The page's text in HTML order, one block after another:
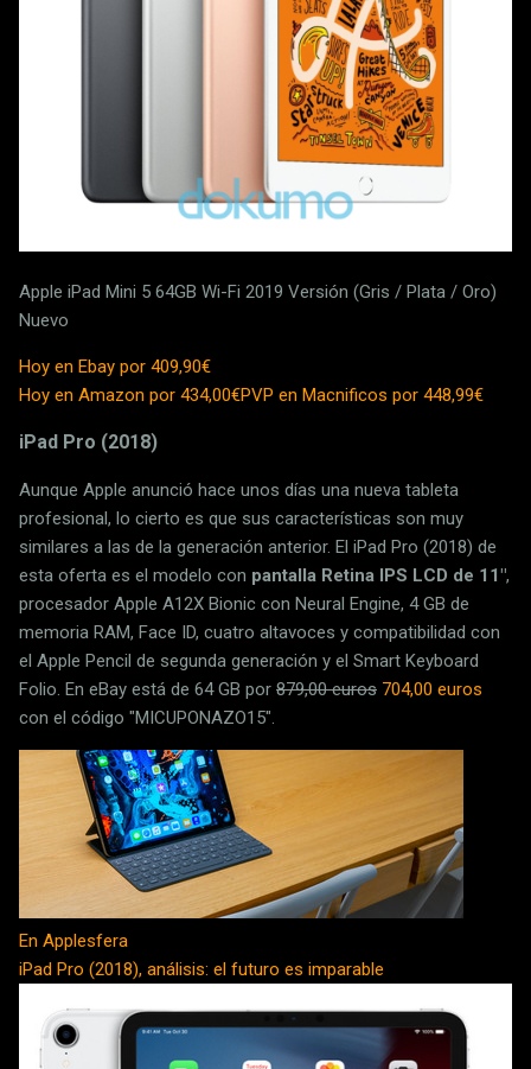
Apple iPad Mini 5 64GB Wi-Fi 2019 Versión (Gris / Plata / Oro)
Nuevo
Hoy en Ebay por 409,90€
Hoy en Amazon por 434,00€PVP en Macnificos por 448,99€
iPad Pro (2018)
Aunque Apple anunció hace unos días una nueva tableta
profesional, lo cierto es que sus características son muy
similares a las de la generación anterior. El iPad Pro (2018) de
esta oferta es el modelo con pantalla Retina IPS LCD de 11",
procesador Apple A12X Bionic con Neural Engine, 4 GB de
memoria RAM, Face ID, cuatro altavoces y compatibilidad con
el Apple Pencil de segunda generación y el Smart Keyboard
Folio. En eBay está de 64 GB por 879,00 euros 704,00 euros
con el código "MICUPONAZO15".
En Applesfera
iPad Pro (2018), análisis: el futuro es imparable